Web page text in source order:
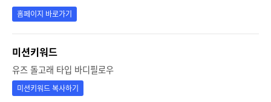
홈페이지 바로가기
미션키워드
유즈 돌고래 타입 바디필로우
미션키워드 복사하기